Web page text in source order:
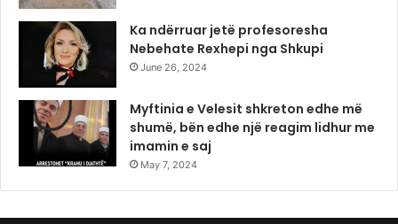
Ka ndërruar jetë profesoresha
Nebehate Rexhepi nga Shkupi
June 26, 2024
Myftinia e Velesit shkreton edhe më
shumë, bën edhe një reagim lidhur me
imamin e saj
May 7, 2024